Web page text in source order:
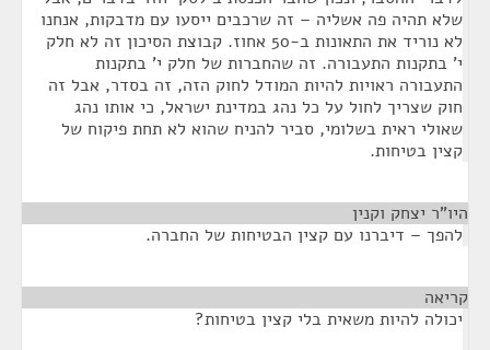
שלא תהיה פה אשליה – זה שרכבים ייסעו עם מדבקות, אנחנו
לא נוריד את התאונות ב-50 אחוז. קבוצת הסיכון זה לא חלק
י' בתקנות התעבורה. זה שהחברות של חלק י' בתקנות
התעבורה ראויות להיות המודל לחוק הזה, זה בסדר, אבל זה
חוק שצריך לחול על כל נהג במדינת ישראל, כי אותו נהג
שאולי ראית בשלומי, סביר להניח שהוא לא תחת פיקוח של
קצין בטיחות.
היו"ר יצחק וקנין
להפך – דיברנו עם קצין הבטיחות של החברה.
קריאה
יכולה להיות משאית בלי קצין בטיחות?